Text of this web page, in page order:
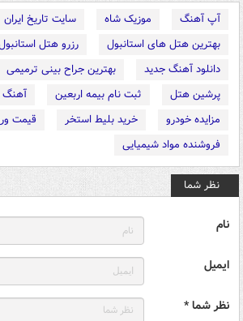
آپ آهنگ موزیک شاه
سایت تاریخ ایران
بهترین هتل های استانبول
رزرو هتل
دانلود آهنگ جدید
بهترین جراح بینی ترمیمی
پرشین هتل
ثبت نام بیمه اربعین
آهنگ
مزایده خودرو
خرید بلیط استخر
قیمت
فروشنده مواد شیمیایی
نظر شما
نام
ایمیل
نظر شما *